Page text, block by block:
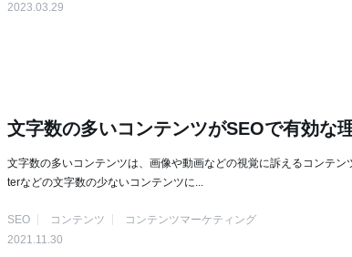
2023.03.29
文字数の多いコンテンツがSEOで有効な
文字数の多いコンテンツは、画像や動画などの視覚に訴えるコンテン
terなどの文字数の少ないコンテンツに...
SEO コンテンツ
コンテンツマーケティング
2021.11.30